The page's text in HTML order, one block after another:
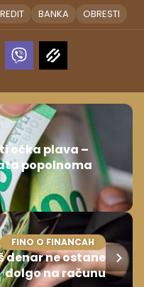
BANKA OBRESTI
očka plava –
popolnoma
FINO O FINANCAH
denar ne ostane
dolgo na računu